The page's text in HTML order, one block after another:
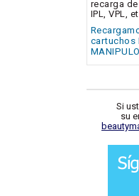
recarga
IPL, VPL,
cartuchos
Si
su